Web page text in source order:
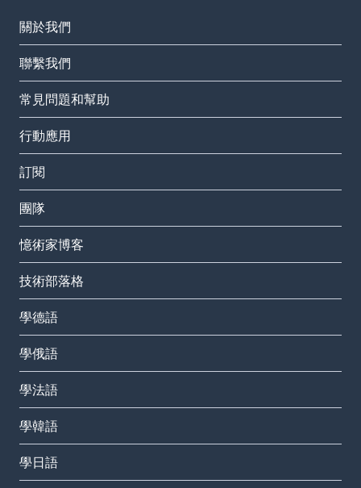
關於我們
聯繫我們
常見問題和幫助
行動應用
訂閱
團隊
憶術家博客
技術部落格
學德語
學俄語
學法語
學韓語
學日語